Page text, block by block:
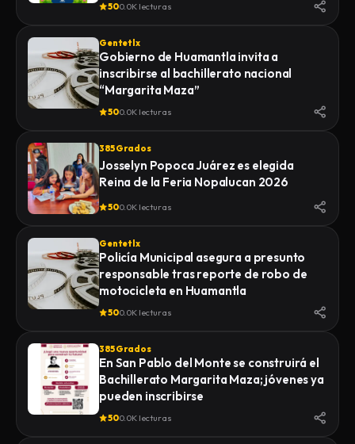
500.0K lecturas
Gentetlx
Gobierno de Huamantla invita a
inscribirse al bachillerato nacional
“Margarita Maza”
500.0K lecturas
385 Grados
Josselyn Popoca Juárez es elegida
Reina de la Feria Nopalucan 2026
500.0K lecturas
Gentetlx
Policía Municipal asegura a presunto
responsable tras reporte de robo de
motocicleta en Huamantla
500.0K lecturas
385 Grados
En San Pablo del Monte se construirá el
Bachillerato Margarita Maza; jóvenes ya
pueden inscribirse
500.0K lecturas